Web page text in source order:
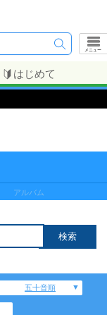
メニュー
はじめて
アルバム
五十音順